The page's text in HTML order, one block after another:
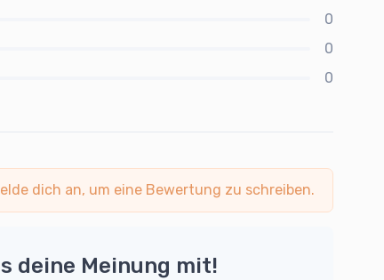
0
0
0
dich an, um eine Bewertung zu schreiben.
deine Meinung mit!